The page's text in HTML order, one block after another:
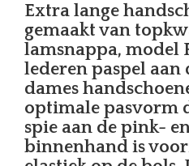
Extra lange
gemaakt van
lamsnappa, model
lederen paspel aan
dames
optimale pasvorm
spie aan de pink-
binnenhand is